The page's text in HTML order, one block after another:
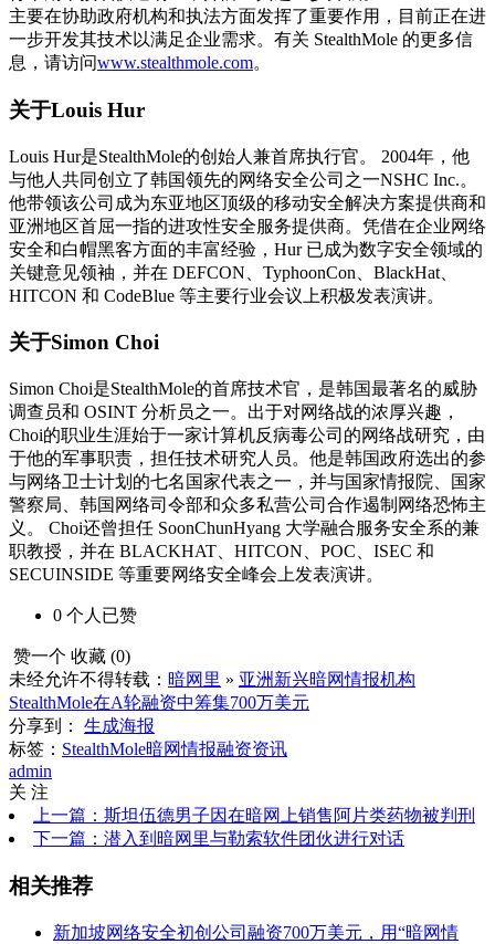
主要在协助政府机构和执法方面发挥了重要作用，目前正在进
一步开发其技术以满足企业需求。有关 StealthMole 的更多信
息，请访问www.stealthmole.com。
关于Louis Hur
Louis Hur是StealthMole的创始人兼首席执行官。 2004年，他
与他人共同创立了韩国领先的网络安全公司之一NSHC Inc.。
他带领该公司成为东亚地区顶级的移动安全解决方案提供商和
亚洲地区首屈一指的进攻性安全服务提供商。凭借在企业网络
安全和白帽黑客方面的丰富经验，Hur 已成为数字安全领域的
关键意见领袖，并在 DEFCON、TyphoonCon、BlackHat、
HITCON 和 CodeBlue 等主要行业会议上积极发表演讲。
关于Simon Choi
Simon Choi是StealthMole的首席技术官，是韩国最著名的威胁
调查员和 OSINT 分析员之一。出于对网络战的浓厚兴趣，
Choi的职业生涯始于一家计算机反病毒公司的网络战研究，由
于他的军事职责，担任技术研究人员。他是韩国政府选出的参
与网络卫士计划的七名国家代表之一，并与国家情报院、国家
警察局、韩国网络司令部和众多私营公司合作遏制网络恐怖主
义。 Choi还曾担任 SoonChunHyang 大学融合服务安全系的兼
职教授，并在 BLACKHAT、HITCON、POC、ISEC 和
SECUINSIDE 等重要网络安全峰会上发表演讲。
0 个人 已赞
赞一个 收藏 (0)
未经允许不得转载： 暗网里 » 亚洲新兴暗网情报机构
StealthMole在A轮融资中筹集700万美元
分享到：
生成海报
标签： StealthMole暗网情报融资资讯
admin
关 注
上一篇：斯坦伍德男子因在暗网上销售阿片类药物被判刑
下一篇：潜入到暗网里与勒索软件团伙进行对话
相关推荐
新加坡网络安全初创公司融资700万美元，用“暗网情